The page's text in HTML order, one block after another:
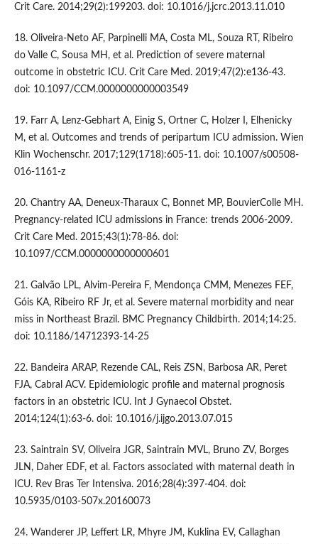
Crit Care. 2014;29(2):199203. doi: 10.1016/j.jcrc.2013.11.010
18. Oliveira-Neto AF, Parpinelli MA, Costa ML, Souza RT, Ribeiro
do Valle C, Sousa MH, et al. Prediction of severe maternal
outcome in obstetric ICU. Crit Care Med. 2019;47(2):e136-43.
doi: 10.1097/CCM.0000000000003549
19. Farr A, Lenz-Gebhart A, Einig S, Ortner C, Holzer I, Elhenicky
M, et al. Outcomes and trends of peripartum ICU admission. Wien
Klin Wochenschr. 2017;129(1718):605-11. doi: 10.1007/s00508-
016-1161-z
20. Chantry AA, Deneux-Tharaux C, Bonnet MP, BouvierColle MH.
Pregnancy-related ICU admissions in France: trends 2006-2009.
Crit Care Med. 2015;43(1):78-86. doi:
10.1097/CCM.0000000000000601
21. Galvão LPL, Alvim-Pereira F, Mendonça CMM, Menezes FEF,
Góis KA, Ribeiro RF Jr, et al. Severe maternal morbidity and near
miss in Northeast Brazil. BMC Pregnancy Childbirth. 2014;14:25.
doi: 10.1186/14712393-14-25
22. Bandeira ARAP, Rezende CAL, Reis ZSN, Barbosa AR, Peret
FJA, Cabral ACV. Epidemiologic profile and maternal prognosis
factors in an obstetric ICU. Int J Gynaecol Obstet.
2014;124(1):63-6. doi: 10.1016/j.ijgo.2013.07.015
23. Saintrain SV, Oliveira JGR, Saintrain MVL, Bruno ZV, Borges
JLN, Daher EDF, et al. Factors associated with maternal death in
ICU. Rev Bras Ter Intensiva. 2016;28(4):397-404. doi:
10.5935/0103-507x.20160073
24. Wanderer JP, Leffert LR, Mhyre JM, Kuklina EV, Callaghan